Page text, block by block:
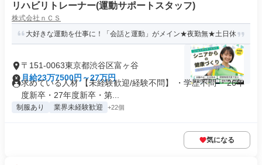
リハビリトレーナー(運動サポートスタッフ)
株式会社ｎＣＳ
大好きな運動を仕事に！「会話と運動」がメイン★夜勤無★土日休
〒151-0063東京都渋谷区富ヶ谷
月給23万7500円～27万円
求めている人材 【未経験歓迎/経験不問】 ・学歴不問 ・26年
度新卒・27年度新卒・第...
制服あり 業界未経験歓迎 +22個
気になる